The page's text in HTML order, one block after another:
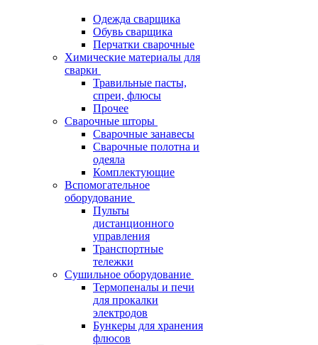
Одежда сварщика
Обувь сварщика
Перчатки сварочные
Химические материалы для
сварки
Травильные пасты,
спреи, флюсы
Прочее
Сварочные шторы
Сварочные занавесы
Сварочные полотна и
одеяла
Комплектующие
Вспомогательное
оборудование
Пульты
дистанционного
управления
Транспортные
тележки
Сушильное оборудование
Термопеналы и печи
для прокалки
электродов
Бункеры для хранения
флюсов